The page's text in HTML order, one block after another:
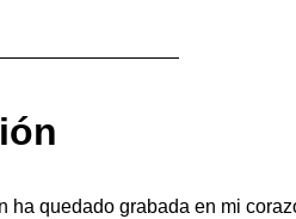
ha quedado grabada en mi